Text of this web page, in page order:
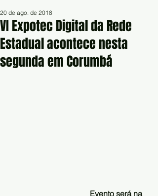
VI Expotec Digital da Rede
Estadual acontece nesta
segunda em Corumbá
20 de ago. de 2018
                                        Evento será na